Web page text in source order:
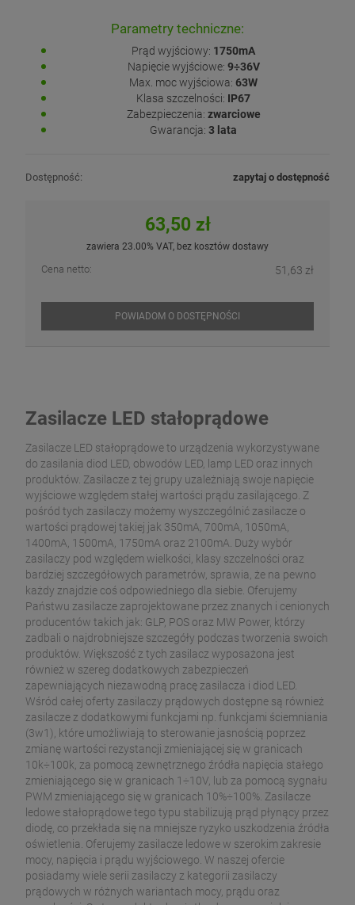
Parametry techniczne:
Prąd wyjściowy: 1750mA
Napięcie wyjściowe: 9÷36V
Max. moc wyjściowa: 63W
Klasa szczelności: IP67
Zabezpieczenia: zwarciowe
Gwarancja: 3 lata
Dostępność: zapytaj o dostępność
63,50 zł
zawiera 23.00% VAT, bez kosztów dostawy
Cena netto: 51,63 zł
POWIADOM O DOSTĘPNOŚCI
Zasilacze LED stałoprądowe
Zasilacze LED stałoprądowe to urządzenia wykorzystywane
do zasilania diod LED, obwodów LED, lamp LED oraz innych
produktów. Zasilacze z tej grupy uzależniają swoje napięcie
wyjściowe względem stałej wartości prądu zasilającego. Z
pośród tych zasilaczy możemy wyszczególnić zasilacze o
wartości prądowej takiej jak 350mA, 700mA, 1050mA,
1400mA, 1500mA, 1750mA oraz 2100mA. Duży wybór
zasilaczy pod względem wielkości, klasy szczelności oraz
bardziej szczegółowych parametrów, sprawia, że na pewno
każdy znajdzie coś odpowiedniego dla siebie. Oferujemy
Państwu zasilacze zaprojektowane przez znanych i cenionych
producentów takich jak: GLP, POS oraz MW Power, którzy
zadbali o najdrobniejsze szczegóły podczas tworzenia swoich
produktów. Większość z tych zasilacz wyposażona jest
również w szereg dodatkowych zabezpieczeń
zapewniających niezawodną pracę zasilacza i diod LED.
Wśród całej oferty zasilaczy prądowych dostępne są również
zasilacze z dodatkowymi funkcjami np. funkcjami ściemniania
(3w1), które umożliwiają to sterowanie jasnością poprzez
zmianę wartości rezystancji zmieniającej się w granicach
10k÷100k, za pomocą zewnętrznego źródła napięcia stałego
zmieniającego się w granicach 1÷10V, lub za pomocą sygnału
PWM zmieniającego się w granicach 10%÷100%. Zasilacze
ledowe stałoprądowe tego typu stabilizują prąd płynący przez
diodę, co przekłada się na mniejsze ryzyko uszkodzenia źródła
oświetlenia. Oferujemy zasilacze ledowe w szerokim zakresie
mocy, napięcia i prądu wyjściowego. W naszej ofercie
posiadamy wiele serii zasilaczy z kategorii zasilaczy
prądowych w różnych wariantach mocy, prądu oraz